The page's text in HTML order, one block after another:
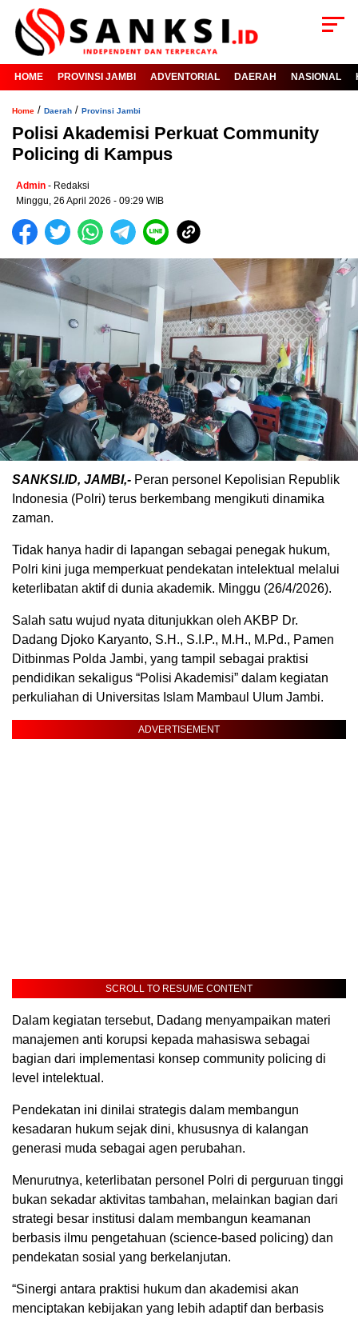
HOME PROVINSI JAMBI ADVENTORIAL DAERAH NASIONAL
Home / Daerah / Provinsi Jambi
Polisi Akademisi Perkuat Community
Policing di Kampus
Admin - Redaksi
Minggu, 26 April 2026 - 09:29 WIB
SANKSI.ID, JAMBI,- Peran personel Kepolisian Republik
Indonesia (Polri) terus berkembang mengikuti dinamika
zaman.
Tidak hanya hadir di lapangan sebagai penegak hukum,
Polri kini juga memperkuat pendekatan intelektual melalui
keterlibatan aktif di dunia akademik. Minggu (26/4/2026).
Salah satu wujud nyata ditunjukkan oleh AKBP Dr.
Dadang Djoko Karyanto, S.H., S.I.P., M.H., M.Pd., Pamen
Ditbinmas Polda Jambi, yang tampil sebagai praktisi
pendidikan sekaligus “Polisi Akademisi” dalam kegiatan
perkuliahan di Universitas Islam Mambaul Ulum Jambi.
ADVERTISEMENT
SCROLL TO RESUME CONTENT
Dalam kegiatan tersebut, Dadang menyampaikan materi
manajemen anti korupsi kepada mahasiswa sebagai
bagian dari implementasi konsep community policing di
level intelektual.
Pendekatan ini dinilai strategis dalam membangun
kesadaran hukum sejak dini, khususnya di kalangan
generasi muda sebagai agen perubahan.
Menurutnya, keterlibatan personel Polri di perguruan tinggi
bukan sekadar aktivitas tambahan, melainkan bagian dari
strategi besar institusi dalam membangun keamanan
berbasis ilmu pengetahuan (science-based policing) dan
pendekatan sosial yang berkelanjutan.
“Sinergi antara praktisi hukum dan akademisi akan
menciptakan kebijakan yang lebih adaptif dan berbasis